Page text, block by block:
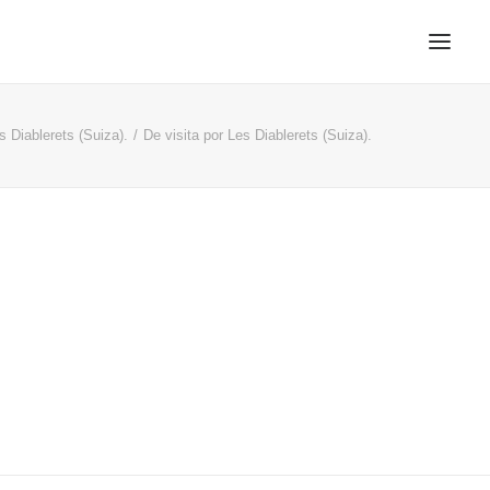
Diablerets (Suiza). De visita por Les Diablerets (Suiza).